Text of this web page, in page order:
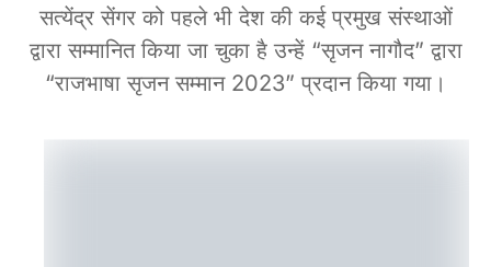
सत्येंद्र सेंगर को पहले भी देश की कई प्रमुख संस्थाओं
द्वारा सम्मानित किया जा चुका है उन्हें “सृजन नागौद” द्वारा
“राजभाषा सृजन सम्मान 2023” प्रदान किया गया।